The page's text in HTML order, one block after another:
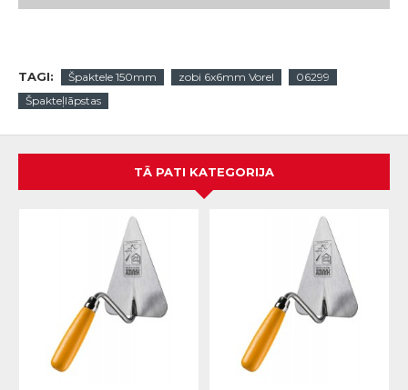
TAGI: Špaktele 150mm zobi 6x6mm Vorel
06299
Špakteļlāpstas
TĀ PATI KATEGORIJA